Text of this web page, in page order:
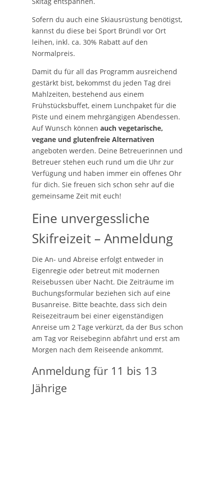
Sofern du auch eine Skiausrüstung benötigst,
kannst du diese bei Sport Bründl vor Ort
leihen, inkl. ca. 30% Rabatt auf den
Normalpreis.
Damit du für all das Programm ausreichend
gestärkt bist, bekommst du jeden Tag drei
Mahlzeiten, bestehend aus einem
Frühstücksbuffet, einem Lunchpaket für die
Piste und einem mehrgängigen Abendessen.
Auf Wunsch können auch vegetarische,
vegane und glutenfreie Alternativen
angeboten werden. Deine Betreuerinnen und
Betreuer stehen euch rund um die Uhr zur
Verfügung und haben immer ein offenes Ohr
für dich. Sie freuen sich schon sehr auf die
gemeinsame Zeit mit euch!
Eine unvergessliche
Skifreizeit – Anmeldung
Die An- und Abreise erfolgt entweder in
Eigenregie oder betreut mit modernen
Reisebussen über Nacht. Die Zeiträume im
Buchungsformular beziehen sich auf eine
Busanreise. Bitte beachte, dass sich dein
Reisezeitraum bei einer eigenständigen
Anreise um 2 Tage verkürzt, da der Bus schon
am Tag vor Reisebeginn abfährt und erst am
Morgen nach dem Reiseende ankommt.
Anmeldung für 11 bis 13
Jährige